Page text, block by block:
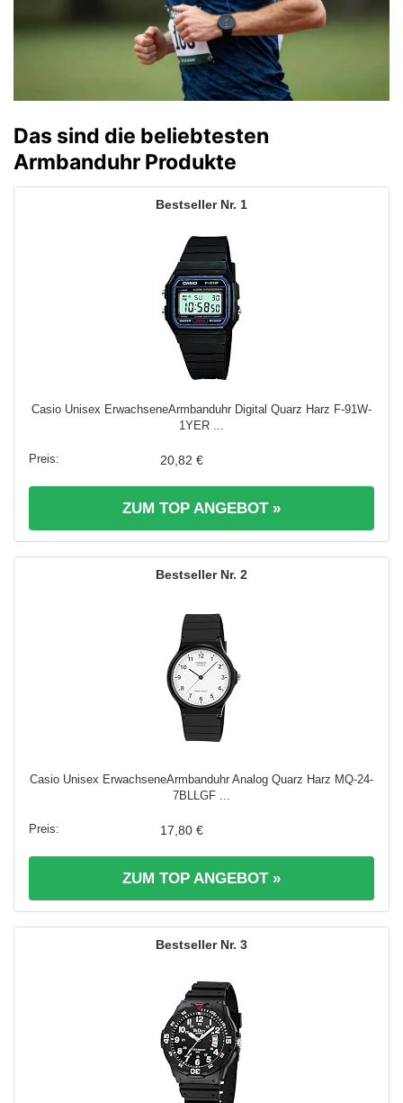
Das sind die beliebtesten
Armbanduhr Produkte
1
Casio Unisex ErwachseneArmbanduhr Digital Quarz Harz F-91W-
1YER ...
20,82 €
ZUM TOP ANGEBOT »
2
Casio Unisex ErwachseneArmbanduhr Analog Quarz Harz MQ-24-
7BLLGF ...
17,80 €
ZUM TOP ANGEBOT »
3